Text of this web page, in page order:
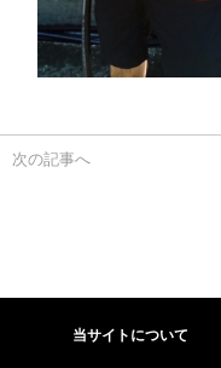
次の記事へ
当サイトについて